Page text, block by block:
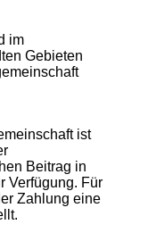
im
Gebieten
ist
Beitrag in
Verfügung. Für
Zahlung eine